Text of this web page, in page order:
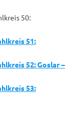
50:
51:
52: Goslar –
53: